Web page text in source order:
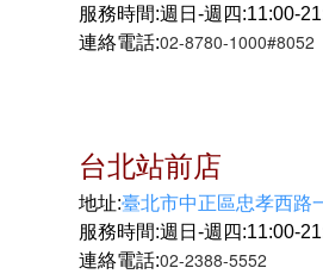
服務時間:週日-週四:11:00-
連絡電話:02-8780-1000#8052
台北站前店
地址:臺北市中正區忠孝西路
服務時間:週日-週四:11:00-
連絡電話:02-2388-5552